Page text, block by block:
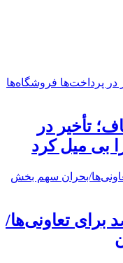
تأخیر در
بی میل کرد
فقط ۲ درصد برای تعاونی‌ها/